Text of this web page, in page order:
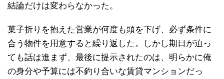
結論だけは変わらなかった。
菓子折りを抱えた営業が何度も頭を下げ、必ず条件に
合う物件を用意すると繰り返した。しかし期日が迫っ
ても話は進まず、最後に提示されたのは、明らかに俺
の身分や予算には不釣り合いな賃貸マンションだっ